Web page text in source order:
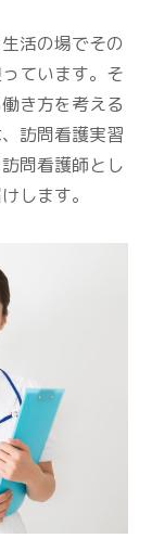
活の場でその
ています。そ
き方を考える
訪問看護実習
問看護師とし
します。